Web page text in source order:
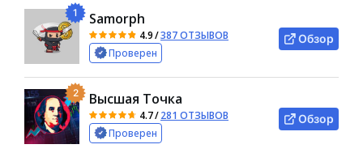
1 Samorph
4.9/387 ОТЗЫВОВ
Проверен
Обзор
2 Высшая Точка
4.7/281 ОТЗЫВОВ
Проверен
Обзор